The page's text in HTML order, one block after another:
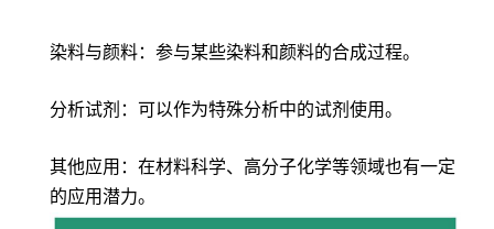
染料与颜料：参与某些染料和颜料的合成过程。
分析试剂：可以作为特殊分析中的试剂使用。
其他应用：在材料科学、高分子化学等领域也有一定
的应用潜力。